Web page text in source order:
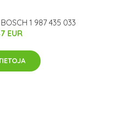
1 987 435 033
EUR